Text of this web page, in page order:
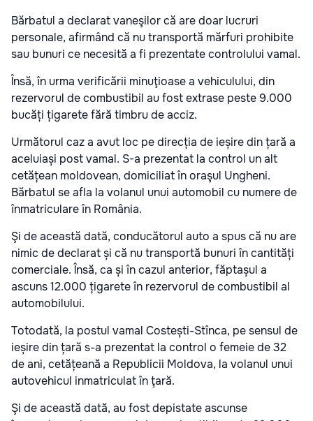
Bărbatul a declarat vaneşilor că are doar lucruri
personale, afirmând că nu transportă mărfuri prohibite
sau bunuri ce necesită a fi prezentate controlului vamal.
Însă, în urma verificării minuţioase a vehiculului, din
rezervorul de combustibil au fost extrase peste 9.000
bucăți țigarete fără timbru de acciz.
Următorul caz a avut loc pe direcția de ieșire din țară a
aceluiași post vamal. S-a prezentat la control un alt
cetățean moldovean, domiciliat în oraşul Ungheni.
Bărbatul se afla la volanul unui automobil cu numere de
înmatriculare în România.
Şi de această dată, conducătorul auto a spus că nu are
nimic de declarat și că nu transportă bunuri în cantități
comerciale. Însă, ca și în cazul anterior, făptașul a
ascuns 12.000 țigarete în rezervorul de combustibil al
automobilului.
Totodată, la postul vamal Costești-Stînca, pe sensul de
ieșire din țară s-a prezentat la control o femeie de 32
de ani, cetățeană a Republicii Moldova, la volanul unui
autovehicul inmatriculat în ţară.
Şi de această dată, au fost depistate ascunse